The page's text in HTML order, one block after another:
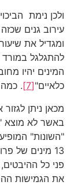
ולכן נימת
עירוב גנים
ומגדיל את
להתגלגל
המינים יהיו
כלאיים"[7]
. כמה
מכאן ניתן
באשר לא מוצא
"השונות"
13 מינים של
פני כל
את הגמישות